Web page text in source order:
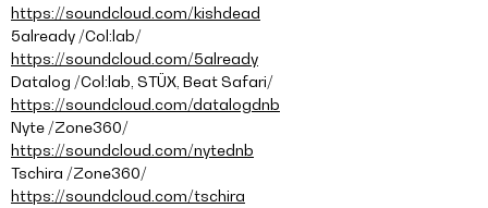
https://soundcloud.com/kishdead
5already /Col:lab/
https://soundcloud.com/5already
Datalog /Col:lab, STÜX, Beat Safari/
https://soundcloud.com/datalogdnb
Nyte /Zone360/
https://soundcloud.com/nytednb
Tschira /Zone360/
https://soundcloud.com/tschira